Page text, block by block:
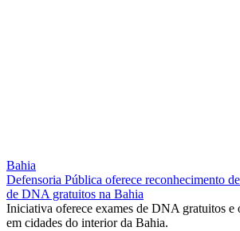
Bahia
Defensoria Pública oferece reconhecimento
de DNA gratuitos na Bahia
Iniciativa oferece exames de DNA gratuitos e
em cidades do interior da Bahia.